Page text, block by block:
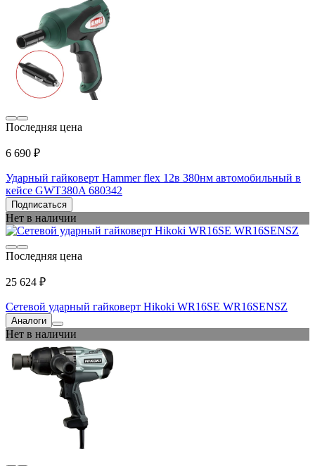
Последняя цена
6 690 ₽
Ударный гайковерт Hammer flex 12в 380нм автомобильный в
кейсе GWT380A 680342
Подписаться
Нет в наличии
Последняя цена
25 624 ₽
Сетевой ударный гайковерт Hikoki WR16SE WR16SENSZ
Аналоги
Нет в наличии